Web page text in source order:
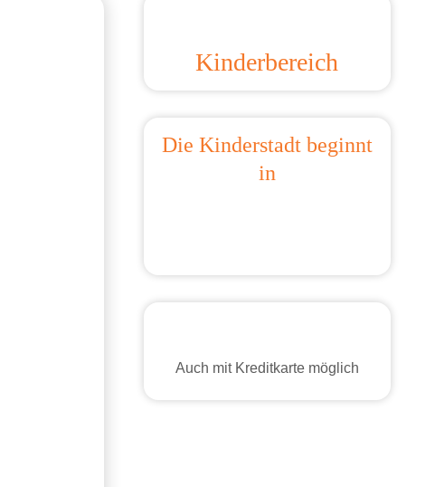
Kinderbereich
Die Kinderstadt beginnt
in
Auch mit Kreditkarte möglich